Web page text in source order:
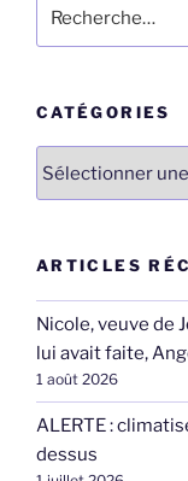
pour
CATÉGORIES
ARTICLES
Nicole, veuve de
lui avait faite,
1 août 2026
ALERTE :
dessus